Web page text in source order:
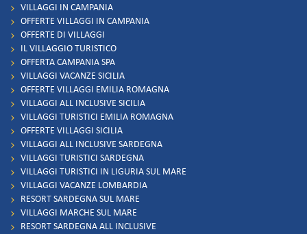
VILLAGGI IN CAMPANIA
OFFERTE VILLAGGI IN CAMPANIA
OFFERTE DI VILLAGGI
IL VILLAGGIO TURISTICO
OFFERTA CAMPANIA SPA
VILLAGGI VACANZE SICILIA
OFFERTE VILLAGGI EMILIA ROMAGNA
VILLAGGI ALL INCLUSIVE SICILIA
VILLAGGI TURISTICI EMILIA ROMAGNA
OFFERTE VILLAGGI SICILIA
VILLAGGI ALL INCLUSIVE SARDEGNA
VILLAGGI TURISTICI SARDEGNA
VILLAGGI TURISTICI IN LIGURIA SUL MARE
VILLAGGI VACANZE LOMBARDIA
RESORT SARDEGNA SUL MARE
VILLAGGI MARCHE SUL MARE
RESORT SARDEGNA ALL INCLUSIVE